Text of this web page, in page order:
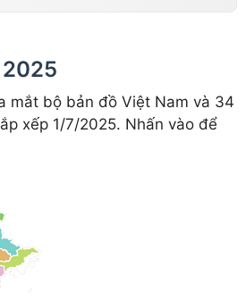
2025
mắt bộ bản đồ Việt Nam và 34
xếp 1/7/2025. Nhấn vào để